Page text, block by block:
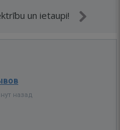
un ietaupi!
назад